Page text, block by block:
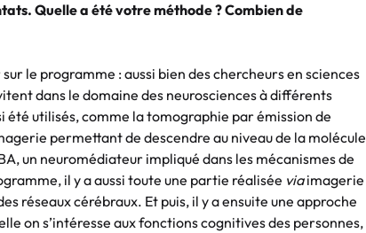
Quelle a été votre méthode ? Combien de
le programme : aussi bien des chercheurs en sciences
dans le domaine des neurosciences à différents
été utilisés, comme la tomographie par émission de
permettant de descendre au niveau de la molécule
un neuromédiateur impliqué dans les mécanismes de
il y a aussi toute une partie réalisée viaimagerie
réseaux cérébraux. Et puis, il y a ensuite une approche
on s’intéresse aux fonctions cognitives des personnes,